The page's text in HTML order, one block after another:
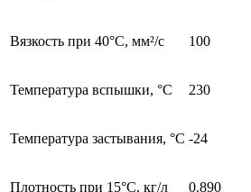
Вязкость при 40°С, мм²/с 100
Температура вспышки, °C 230
Температура застывания, °C -24
Плотность при 15°С, кг/л 0.890